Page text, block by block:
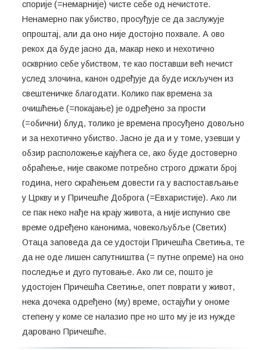
спорије (=немарније) чисте себе од нечистоте.
Ненамерно пак убиство, просуђује се да заслужује
опроштај, али да оно није достојно похвале. А ово
рекох да буде јасно да, макар неко и нехотично
оскврнио себе убиством, те као поставши већ нечист
услед злочина, канон одређује да буде искључен из
свештеничке благодати. Колико пак времена за
очишћење (=покајање) је одређено за прости
(=обични) блуд, толико је времена просуђено довољно
и за нехотично убиство. Јасно је да и у томе, узевши у
обзир расположење кајућега се, ако буде достоверно
обраћење, није свакоме потребно строго држати број
година, него скраћењем довести га у васпостављање
у Цркву и у Причешће Доброга (=Евхаристије). Ако ли
се пак неко нађе на крају живота, а није испунио све
време одређено канонима, човекољубље (Светих)
Отаца заповеда да се удостоји Причешћа Светиња, те
да не оде лишен сапутништва (= путне опреме) на оно
последње и дуго путовање. Ако ли се, пошто је
удостојен Причешћа Светиње, опет поврати у живот,
нека дочека одређено (му) време, остајући у ономе
степену у коме се налазио пре но што му је из нужде
даровано Причешће.